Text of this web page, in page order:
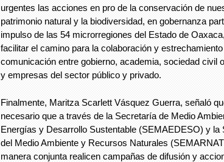
urgentes las acciones en pro de la conservación de
patrimonio natural y la biodiversidad, en gobernanza
impulso de las 54 microrregiones del Estado de
facilitar el camino para la colaboración y
comunicación entre gobierno, academia, sociedad civil
y empresas del sector público y privado.
Finalmente, Maritza Scarlett Vásquez Guerra, señaló
necesario que a través de la Secretaría de Medio
Energías y Desarrollo Sustentable (SEMAEDESO) y la
del Medio Ambiente y Recursos Naturales
manera conjunta realicen campañas de difusión y